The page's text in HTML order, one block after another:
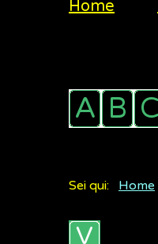
Home
Sei qui: Home